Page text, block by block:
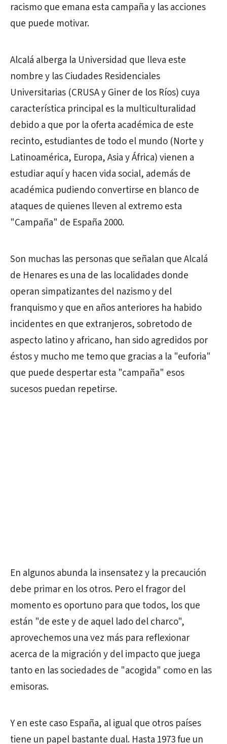
racismo que emana esta campaña y las acciones
que puede motivar.
Alcalá alberga la Universidad que lleva este
nombre y las Ciudades Residenciales
Universitarias (CRUSA y Giner de los Ríos) cuya
característica principal es la multiculturalidad
debido a que por la oferta académica de este
recinto, estudiantes de todo el mundo (Norte y
Latinoamérica, Europa, Asia y África) vienen a
estudiar aquí y hacen vida social, además de
académica pudiendo convertirse en blanco de
ataques de quienes lleven al extremo esta
"Campaña" de España 2000.
Son muchas las personas que señalan que Alcalá
de Henares es una de las localidades donde
operan simpatizantes del nazismo y del
franquismo y que en años anteriores ha habido
incidentes en que extranjeros, sobretodo de
aspecto latino y africano, han sido agredidos por
éstos y mucho me temo que gracias a la "euforia"
que puede despertar esta "campaña" esos
sucesos puedan repetirse.
En algunos abunda la insensatez y la precaución
debe primar en los otros. Pero el fragor del
momento es oportuno para que todos, los que
están "de este y de aquel lado del charco",
aprovechemos una vez más para reflexionar
acerca de la migración y del impacto que juega
tanto en las sociedades de "acogida" como en las
emisoras.
Y en este caso España, al igual que otros países
tiene un papel bastante dual. Hasta 1973 fue un